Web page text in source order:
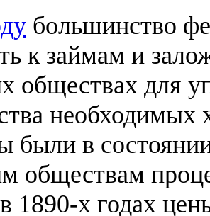
большинство
к займам и
обществах для
были в
обществам
1890-х годах